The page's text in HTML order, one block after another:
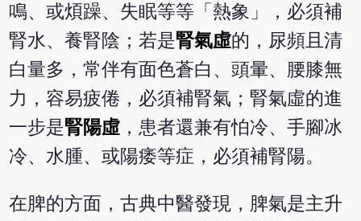
鳴、或煩躁、失眠等等「熱象」，必須補
腎水、養腎陰；若是腎氣虛的，尿頻且清
白量多，常伴有面色蒼白、頭暈、腰膝無
力，容易疲倦，必須補腎氣；腎氣虛的進
一步是腎陽虛 ，患者還兼有怕冷、手腳冰
冷、水腫、或陽痿等症，必須補腎陽。
在脾的方面，古典中醫發現，脾氣是主升